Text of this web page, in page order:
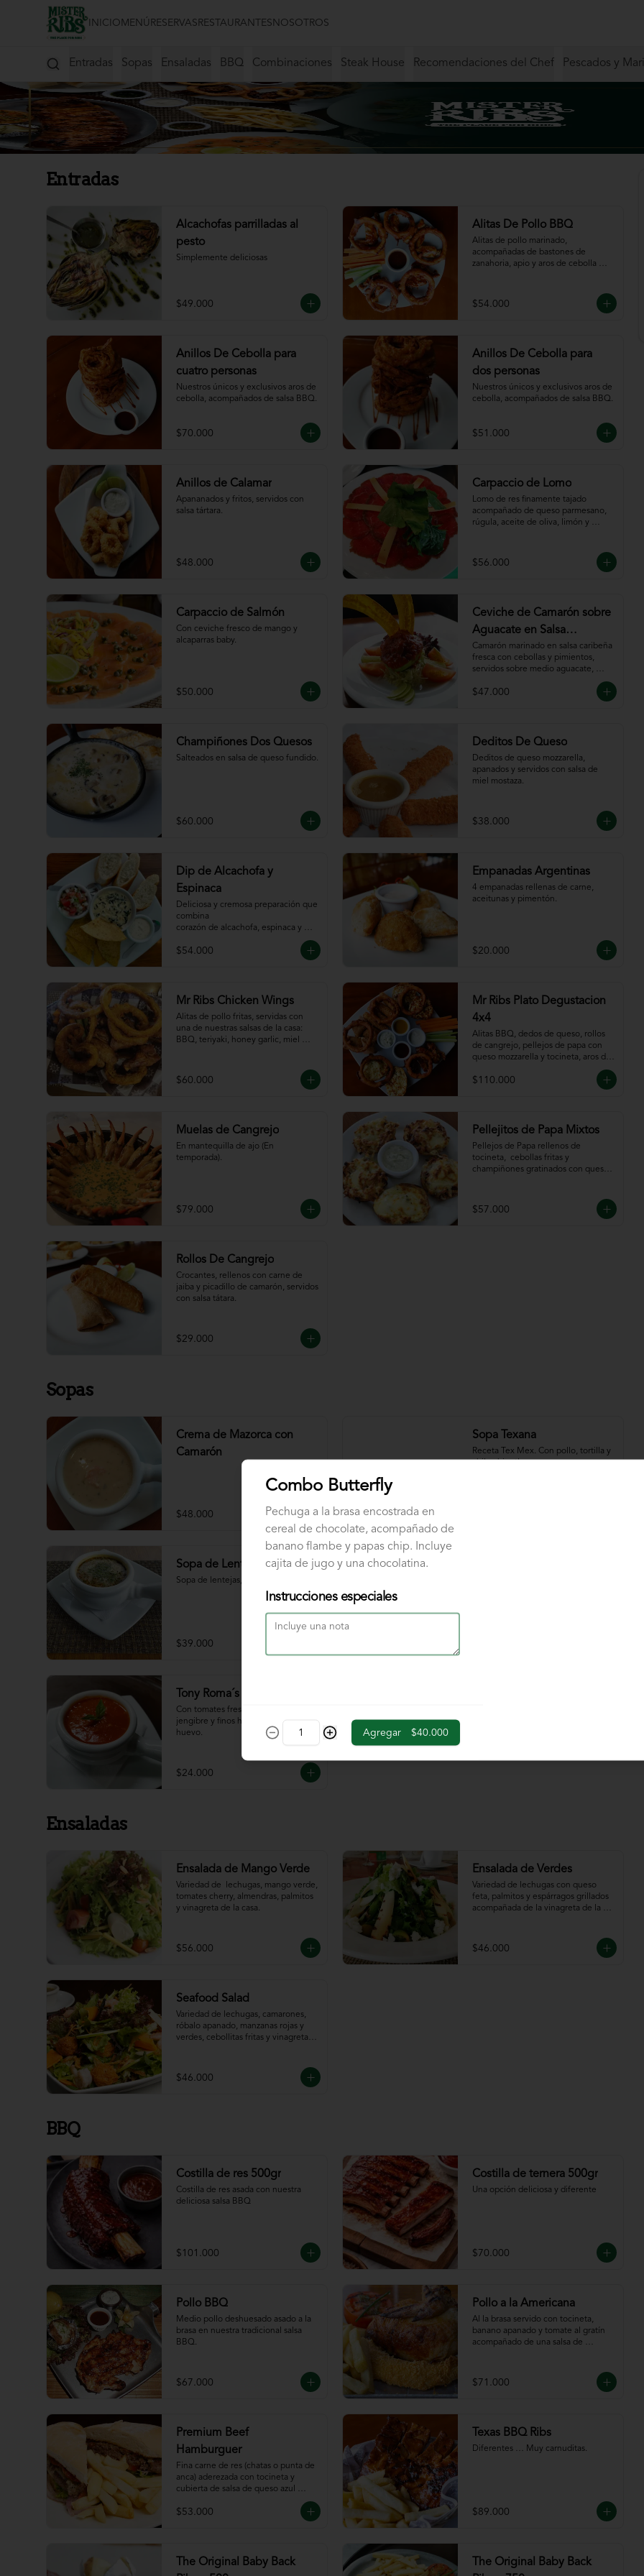
INICIO MENÚ RESERVAS RESTAURANTES NOSOTROS
Entradas Sopas Ensaladas BBQ Combinaciones Steak House Recomendaciones del Chef Pescados y
Entradas
Alcachofas parrilladas al
pesto
Simplemente deliciosas
$49.000
Alitas De Pollo BBQ
Alitas de pollo marinado,
acompañadas de bastones de
zanahoria, apio y aros de cebolla
$54.000
Anillos De Cebolla para
cuatro personas
Nuestros únicos y exclusivos aros de
cebolla, acompañados de salsa BBQ.
$70.000
Anillos De Cebolla para
dos personas
Nuestros únicos y exclusivos aros de
cebolla, acompañados de salsa BBQ.
$51.000
Anillos de Calamar
Apananados y fritos, servidos con
salsa tártara.
$48.000
Carpaccio de Lomo
Lomo de res finamente tajado
acompañado de queso parmesano,
rúgula, aceite de oliva, limón y
$56.000
Carpaccio de Salmón
Con ceviche fresco de mango y
alcaparras baby.
$50.000
Ceviche de Camarón sobre
Aguacate en Salsa
Caribeña
Camarón marinado en salsa caribeña
fresca con cebollas y pimientos,
servidos sobre medio aguacate,
acompañados de chips de plátano.
$47.000
Champiñones Dos Quesos
Salteados en salsa de queso fundido.
$60.000
Deditos De Queso
Deditos de queso mozzarella,
apanados y servidos con salsa de
miel mostaza.
$38.000
Dip de Alcachofa y
Espinaca
Deliciosa y cremosa preparación que
combina
corazón de alcachofa, espinaca y
con sour cream y pico de gallo,
$54.000
Empanadas Argentinas
4 empanadas rellenas de carne,
aceitunas y pimentón.
$20.000
Mr Ribs Chicken Wings
Alitas de pollo fritas, servidas con
una de nuestras salsas de la casa:
BBQ, teriyaki, honey garlic, miel
$60.000
Mr Ribs Plato Degustacion
4x4
Alitas BBQ, dedos de queso, rollos
de cangrejo, pellejos de papa con
queso mozzarella y tocineta, aros de
apio, acompañado de nuestras
$110.000
Muelas de Cangrejo
En mantequilla de ajo (En
temporada).
$79.000
Pellejitos de Papa Mixtos
Pellejos de Papa rellenos de
tocineta,  cebollas fritas y
champiñones gratinados con queso
$57.000
Rollos De Cangrejo
Crocantes, rellenos con carne de
jaiba y picadillo de camarón, servidos
con salsa tátara.
$29.000
Sopas
Crema de Mazorca con
Camarón
$48.000
Sopa Texana
Receta Tex Mex. Con pollo, tortilla y
chile chipotle
Sopa de Lenteja
Sopa de lentejas, chorizo, tocineta.
$39.000
Tony Roma´s Tomato Soup
Con tomates frescos, aderezada con
jengibre y finos hilos de clara de
huevo.
$24.000
Ensaladas
Ensalada de Mango Verde
Variedad de  lechugas, mango verde,
tomates cherry, almendras, palmitos
y vinagreta de la casa.
$56.000
Ensalada de Verdes
Variedad de lechugas con queso
feta, palmitos y espárragos grillados
acompañada de la vinagreta de la
$46.000
Seafood Salad
Variedad de lechugas, camarones,
róbalo apanado, manzanas rojas y
verdes, cebollitas fritas y vinagreta
$46.000
BBQ
Costilla de res 500gr
Costilla de res asada con nuestra
deliciosa salsa BBQ
$101.000
Costilla de ternera 500gr
Una opción deliciosa y diferente
$70.000
Pollo BBQ
Medio pollo deshuesado asado a la
brasa en nuestra tradicional salsa
BBQ.
$67.000
Pollo a la Americana
Al la brasa servido con tocineta,
banano apanado y tomate al gratín
acompañado de una salsa de
$71.000
Premium Beef
Hamburguer
Fina carne de res (chatas o punta de
anca) aderezada con tocineta y
cubierta de salsa de queso azul
acompañada de papas a la francesa.
$53.000
Texas BBQ Ribs
Diferentes … Muy carnuditas.
$89.000
The Original Baby Back
The Original Baby Back
Combo Butterfly
Pechuga a la brasa encostrada en
cereal de chocolate, acompañado de
banano flambe y papas chip. Incluye
cajita de jugo y una chocolatina.
Instrucciones especiales
Agregar $40.000